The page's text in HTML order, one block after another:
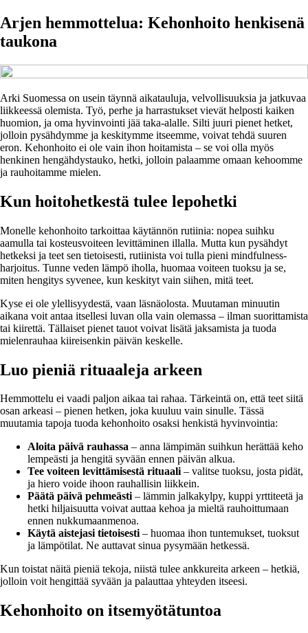
Arjen hemmottelua: Kehonhoito henkisenä
taukona
Arki Suomessa on usein täynnä aikatauluja, velvollisuuksia ja jatkuvaa
liikkeessä olemista. Työ, perhe ja harrastukset vievät helposti kaiken
huomion, ja oma hyvinvointi jää taka-alalle. Silti juuri pienet hetket,
jolloin pysähdymme ja keskitymme itseemme, voivat tehdä suuren
eron. Kehonhoito ei ole vain ihon hoitamista – se voi olla myös
henkinen hengähdystauko, hetki, jolloin palaamme omaan kehoomme
ja rauhoitamme mielen.
Kun hoitohetkestä tulee lepohetki
Monelle kehonhoito tarkoittaa käytännön rutiinia: nopea suihku
aamulla tai kosteusvoiteen levittäminen illalla. Mutta kun pysähdyt
hetkeksi ja teet sen tietoisesti, rutiinista voi tulla pieni mindfulness-
harjoitus. Tunne veden lämpö iholla, huomaa voiteen tuoksu ja se,
miten hengitys syvenee, kun keskityt vain siihen, mitä teet.
Kyse ei ole ylellisyydestä, vaan läsnäolosta. Muutaman minuutin
aikana voit antaa itsellesi luvan olla vain olemassa – ilman suorittamista
tai kiirettä. Tällaiset pienet tauot voivat lisätä jaksamista ja tuoda
mielenrauhaa kiireisenkin päivän keskelle.
Luo pieniä rituaaleja arkeen
Hemmottelu ei vaadi paljon aikaa tai rahaa. Tärkeintä on, että teet siitä
osan arkeasi – pienen hetken, joka kuuluu vain sinulle. Tässä
muutamia tapoja tuoda kehonhoito osaksi henkistä hyvinvointia:
Aloita päivä rauhassa – anna lämpimän suihkun herättää keho
lempeästi ja hengitä syvään ennen päivän alkua.
Tee voiteen levittämisestä rituaali– valitse tuoksu, josta pidät,
ja hiero voide ihoon rauhallisin liikkein.
Päätä päivä pehmeästi– lämmin jalkakylpy, kuppi yrttiteetä ja
hetki hiljaisuutta voivat auttaa kehoa ja mieltä rauhoittumaan
ennen nukkumaanmenoa.
Käytä aistejasi tietoisesti– huomaa ihon tuntemukset, tuoksut
ja lämpötilat. Ne auttavat sinua pysymään hetkessä.
Kun toistat näitä pieniä tekoja, niistä tulee ankkureita arkeen – hetkiä,
jolloin voit hengittää syvään ja palauttaa yhteyden itseesi.
Kehonhoito on itsemyötätuntoa